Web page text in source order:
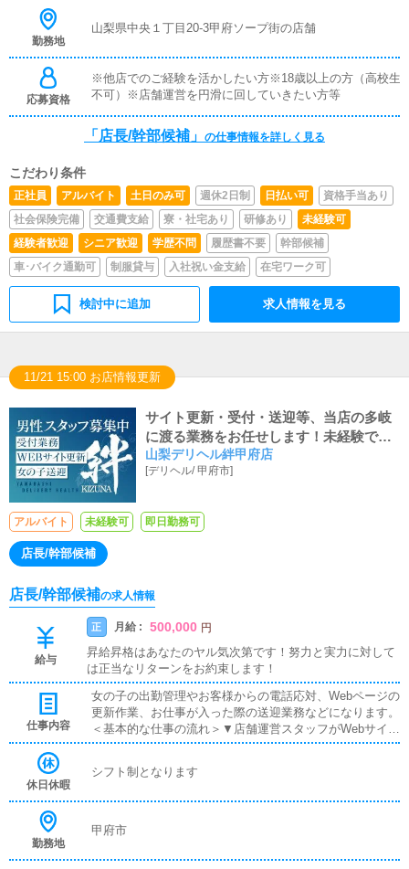
勤務地
山梨県中央１丁目20-3甲府ソープ街の店舗
応募資格
※他店でのご経験を活かしたい方※18歳以上の方（高校生
不可）※店舗運営を円滑に回していきたい方等
「店長/幹部候補」 の仕事情報を詳しく見る
こだわり条件
正社員 アルバイト 土日のみ可 週休2日制 日払い可
資格手当あり
社会保険完備
交通費支給 寮・社宅あり 研修あり
未経験可
経験者歓迎
シニア歓迎 学歴不問 履歴書不要
幹部候補
車･バイク通勤可
制服貸与 入社祝い金支給 在宅ワーク可
検討中に追加 求人情報を見る
11/21 15:00 お店情報更新
サイト更新・受付・送迎等、当店の多岐
に渡る業務をお任せします！未経験でも
しっかりと教えます！
山梨デリヘル絆甲府店
[デリヘル/甲府市]
アルバイト 未経験可 即日勤務可
店長/幹部候補
店長/幹部候補の求人情報
給与
正 月給 : 500,000 円
昇給昇格はあなたのヤル気次第です！努力と実力に対して
は正当なリターンをお約束します！
仕事内容
女の子の出勤管理やお客様からの電話応対、Webページの
更新作業、お仕事が入った際の送迎業務などになります。
＜基本的な仕事の流れ＞▼店舗運営スタッフがWebサイト
全般の情報更新女の子の出勤登録やお店の最新情報を公開
わせやご予約を確認します。▼自宅・ホテルへの送迎女の
い、デザイナーやフォトグラファーに発注依頼を行いま
休日休暇
シフト制となります
勤務地
甲府市